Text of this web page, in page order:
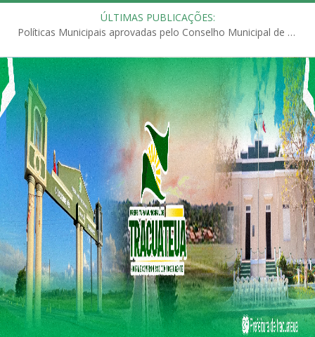
ÚLTIMAS PUBLICAÇÕES:
Políticas Municipais aprovadas pelo Conselho Municipal de Educação (CME)